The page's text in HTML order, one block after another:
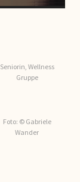
Seniorin, Wellness
Gruppe
Foto: © Gabriele
Wander